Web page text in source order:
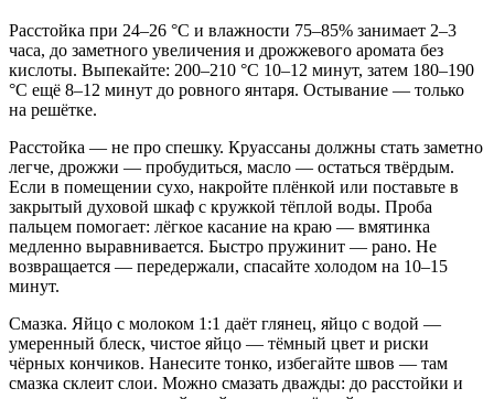
Расстойка при 24–26 °C и влажности 75–85% занимает 2–3
часа, до заметного увеличения и дрожжевого аромата без
кислоты. Выпекайте: 200–210 °C 10–12 минут, затем 180–190
°C ещё 8–12 минут до ровного янтаря. Остывание — только
на решётке.
Расстойка — не про спешку. Круассаны должны стать заметно
легче, дрожжи — пробудиться, масло — остаться твёрдым.
Если в помещении сухо, накройте плёнкой или поставьте в
закрытый духовой шкаф с кружкой тёплой воды. Проба
пальцем помогает: лёгкое касание на краю — вмятинка
медленно выравнивается. Быстро пружинит — рано. Не
возвращается — передержали, спасайте холодом на 10–15
минут.
Смазка. Яйцо с молоком 1:1 даёт глянец, яйцо с водой —
умеренный блеск, чистое яйцо — тёмный цвет и риски
чёрных кончиков. Нанесите тонко, избегайте швов — там
смазка склеит слои. Можно смазать дважды: до расстойки и